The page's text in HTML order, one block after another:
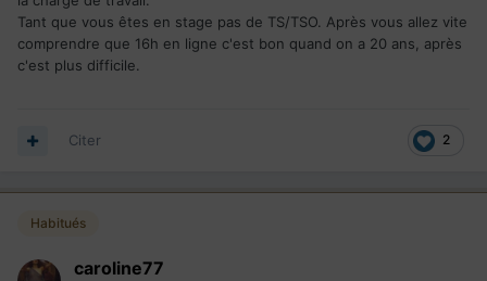
Tant que vous êtes en stage pas de TS/TSO. Après vous allez vite
comprendre que 16h en ligne c'est bon quand on a 20 ans, après
c'est plus difficile.
2
Citer
Habitués
caroline77